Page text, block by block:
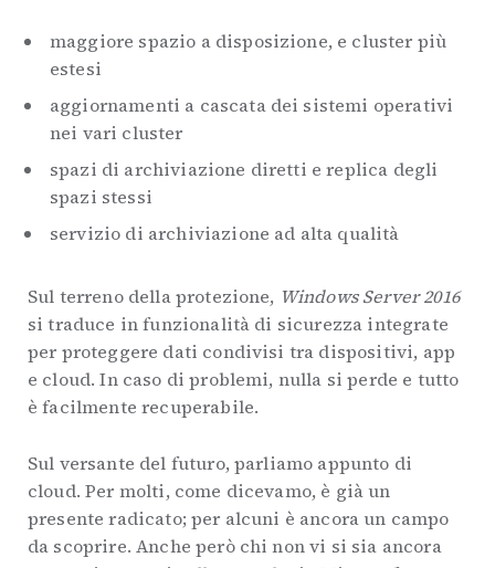
maggiore spazio a disposizione, e cluster più
estesi
aggiornamenti a cascata dei sistemi operativi
nei vari cluster
spazi di archiviazione diretti e replica degli
spazi stessi
servizio di archiviazione ad alta qualità
Sul terreno della protezione, Windows Server 2016
si traduce in funzionalità di sicurezza integrate
per proteggere dati condivisi tra dispositivi, app
e cloud. In caso di problemi, nulla si perde e tutto
è facilmente recuperabile.
Sul versante del futuro, parliamo appunto di
cloud. Per molti, come dicevamo, è già un
presente radicato; per alcuni è ancora un campo
da scoprire. Anche però chi non vi si sia ancora